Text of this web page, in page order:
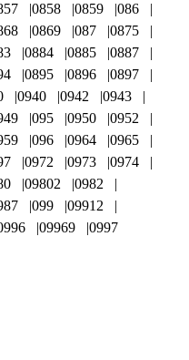
0858 0859
086
0869 087
0875
0884 0885
0887
0895 0896
0897
0940 0942
0943
095 0950
0952
096 0964
0965
0972 0973
0974
09802
0982
099
09912
09969 0997